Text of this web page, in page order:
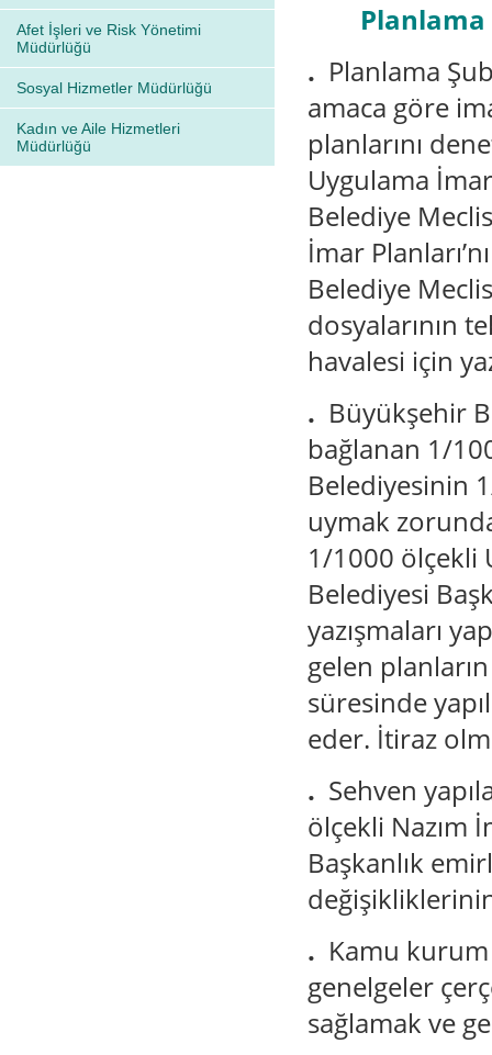
Afet İşleri ve Risk Yönetimi
Müdürlüğü
Sosyal Hizmetler Müdürlüğü
Kadın ve Aile Hizmetleri
Müdürlüğü
. Planlama
amaca göre
planlarını
Uygulama
Belediye
İmar
Belediye
dosyalarının
havalesi için
. Büyükşehir
bağlanan 1/
Belediyesinin
uymak
1/1000 ölçekli
Belediyesi
yazışmaları
gelen
süresinde
eder. İtiraz
. Sehven
ölçekli Nazım
Başkanlık
değişikliklerinin
. Kamu
genelgeler
sağlamak ve